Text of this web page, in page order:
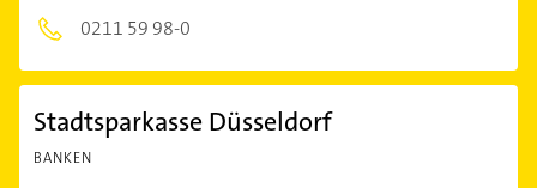
0211 59 98-0
Stadtsparkasse Düsseldorf
BANKEN